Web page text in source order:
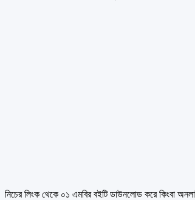
নিচের লিংক থেকে ০১ এমবির বইটি ডাউনলোড করে কিংবা